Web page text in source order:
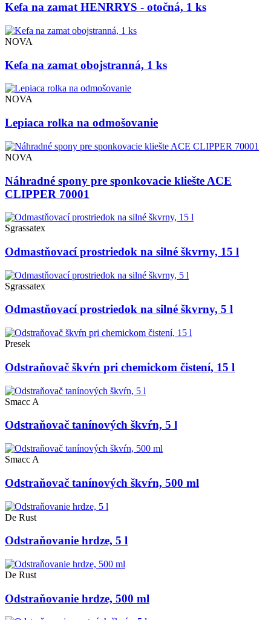
Kefa na zamat HENRRYS - otočná, 1 ks
NOVA
Kefa na zamat obojstranná, 1 ks
NOVA
Lepiaca rolka na odmošovanie
NOVA
Náhradné spony pre sponkovacie kliešte ACE
CLIPPER 70001
Sgrassatex
Odmastňovací prostriedok na silné škvrny, 15 l
Sgrassatex
Odmastňovací prostriedok na silné škvrny, 5 l
Presek
Odstraňovač škvŕn pri chemickom čistení, 15 l
Smacc A
Odstraňovač tanínových škvŕn, 5 l
Smacc A
Odstraňovač tanínových škvŕn, 500 ml
De Rust
Odstraňovanie hrdze, 5 l
De Rust
Odstraňovanie hrdze, 500 ml